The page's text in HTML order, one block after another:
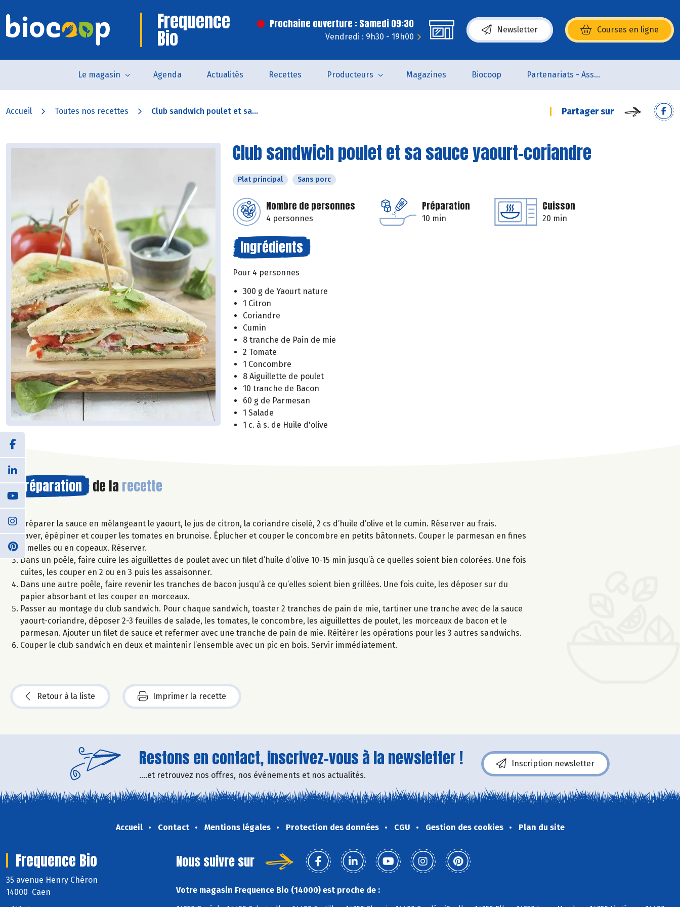
Frequence
Bio
Prochaine ouverture : Samedi 09:30
Vendredi : 9h30 - 19h00
Newsletter Courses en ligne
(s’ouvre dans une nouvelle fenêtre)
Le magasin Agenda Actualités Recettes Producteurs Magazines Biocoop Partenariats - Associations
Accueil Toutes nos recettes Club sandwich poulet et sa... Partager sur
Club sandwich poulet et sa sauce yaourt-coriandre
Plat principal Sans porc
Nombre de personnes
4 personnes
Préparation
10 min
Cuisson
20 min
Ingrédients
Pour 4 personnes
300 g de Yaourt nature
1 Citron
Coriandre
Cumin
8 tranche de Pain de mie
2 Tomate
1 Concombre
8 Aiguillette de poulet
10 tranche de Bacon
60 g de Parmesan
1 Salade
1 c. à s. de Huile d'olive
Préparation de la recette
Préparer la sauce en mélangeant le yaourt, le jus de citron, la coriandre ciselé, 2 cs d’huile d’olive et le cumin. Réserver au frais.
Laver, épépiner et couper les tomates en brunoise. Éplucher et couper le concombre en petits bâtonnets. Couper le parmesan en fines
lamelles ou en copeaux. Réserver.
Dans un poêle, faire cuire les aiguillettes de poulet avec un filet d’huile d’olive 10-15 min jusqu’à ce quelles soient bien colorées. Une fois
cuites, les couper en 2 ou en 3 puis les assaisonner.
Dans une autre poêle, faire revenir les tranches de bacon jusqu’à ce qu’elles soient bien grillées. Une fois cuite, les déposer sur du
papier absorbant et les couper en morceaux.
Passer au montage du club sandwich. Pour chaque sandwich, toaster 2 tranches de pain de mie, tartiner une tranche avec de la sauce
yaourt-coriandre, déposer 2-3 feuilles de salade, les tomates, le concombre, les aiguillettes de poulet, les morceaux de bacon et le
parmesan. Ajouter un filet de sauce et refermer avec une tranche de pain de mie. Réitérer les opérations pour les 3 autres sandwichs.
Couper le club sandwich en deux et maintenir l’ensemble avec un pic en bois. Servir immédiatement.
Retour à la liste Imprimer la recette
Restons en contact, inscrivez-vous à la newsletter !
....et retrouvez nos offres, nos événements et nos actualités.
Inscription newsletter
Accueil Contact Mentions légales Protection des données CGU Gestion des cookies Plan du site
Frequence Bio
35 avenue Henry Chéron
14000 Caen
Nous suivre sur
Votre magasin Frequence Bio (14000) est proche de :